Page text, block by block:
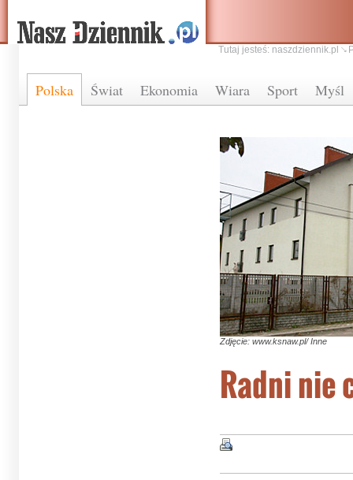
Polska Świat Ekonomia Wiara Sport Myśl
Tutaj jesteś: naszdziennik.pl
Zdjęcie: www.ksnaw.pl/ Inne
Radni nie